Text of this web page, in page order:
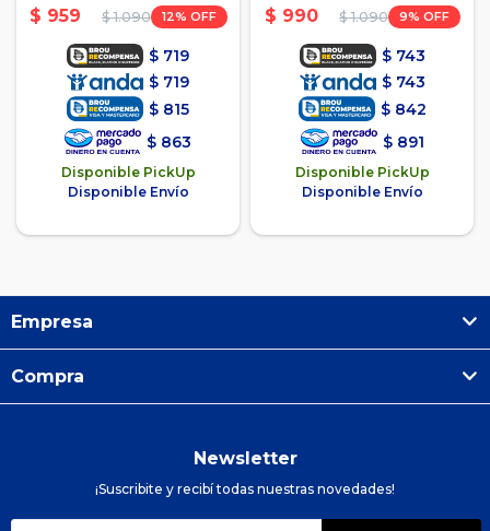
$ 959 $ 1.090 12
$ 719
$ 719
$ 815
$ 863
Disponible PickUp
Disponible Envío
Fútbol - 1
$ 990 $ 1.090 9
$ 743
$ 743
$ 842
$ 891
Disponible PickUp
Disponible Envío
Empresa
Compra
Newsletter
¡Suscribite y recibí todas nuestras novedades!